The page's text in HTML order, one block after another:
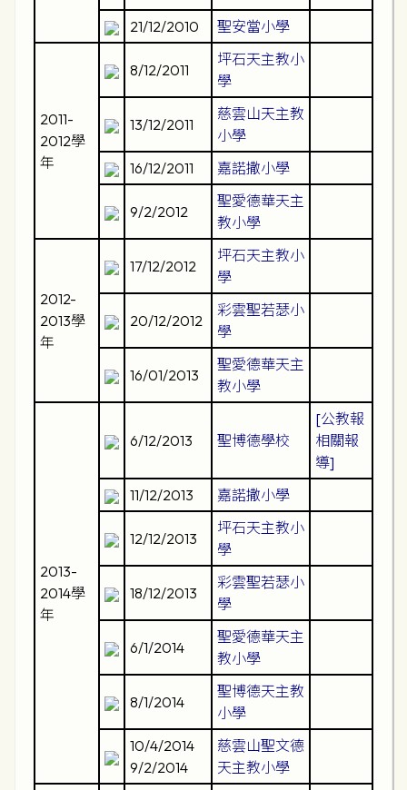
21/12/2010
聖安當小學
2011-
2012學
年
8/12/2011
坪石天主教小
學
13/12/2011
慈雲山天主教
小學
16/12/2011
嘉諾撒小學
9/2/2012
聖愛德華天主
教小學
2012-
2013學
年
17/12/2012
坪石天主教小
學
20/12/2012
彩雲聖若瑟小
學
16/01/2013
聖愛德華天主
教小學
2013-
2014學
年
6/12/2013 聖博德學校
[公教報
相關報
導]
11/12/2013
嘉諾撒小學
12/12/2013
坪石天主教小
學
18/12/2013
彩雲聖若瑟小
學
6/1/2014
聖愛德華天主
教小學
8/1/2014
聖博德天主教
小學
10/4/2014
9/2/2014
慈雲山聖文德
天主教小學